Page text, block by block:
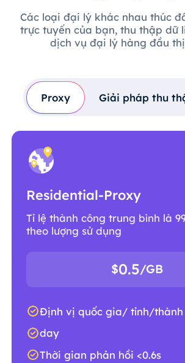
Các loại đại lý khác nhau thúc
trực tuyến của bạn, thu thập dữ
dịch vụ đại lý hàng đầu
Proxy Giải pháp thu
Residential-Proxy
Tỉ lệ thành công trung bình là
theo lượng sử dụng
$0.5/GB
Định vị quốc gia/ tỉnh/thành
day
Thời gian phản hồi <0.6s